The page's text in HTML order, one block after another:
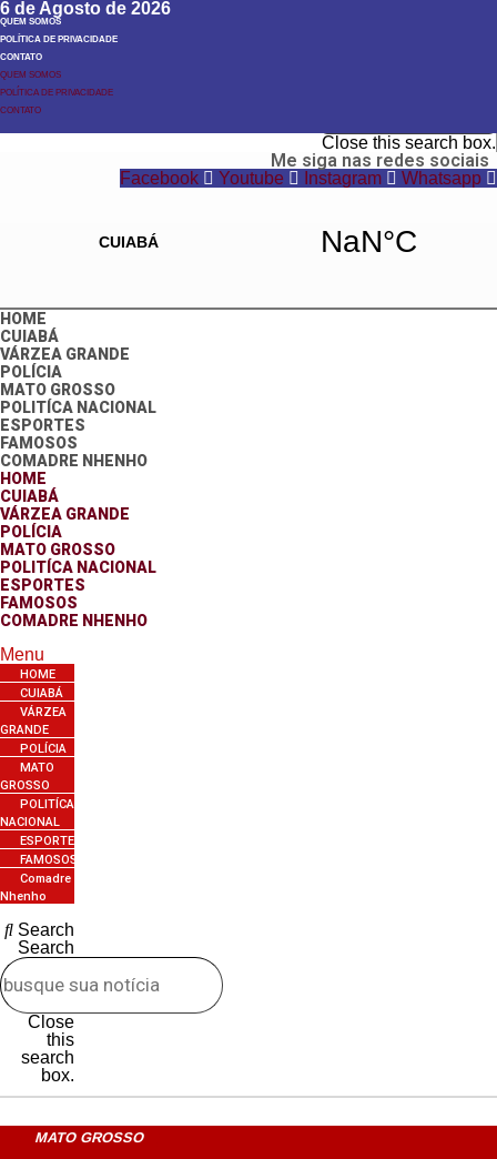
6 de Agosto de 2026
QUEM SOMOS
POLÍTICA DE PRIVACIDADE
CONTATO
QUEM SOMOS
POLÍTICA DE PRIVACIDADE
CONTATO
Close this search box.
Me siga nas redes sociais
Facebook Youtube Instagram Whatsapp
HOME
CUIABÁ
VÁRZEA GRANDE
POLÍCIA
MATO GROSSO
POLITÍCA NACIONAL
ESPORTES
FAMOSOS
COMADRE NHENHO
HOME
CUIABÁ
VÁRZEA GRANDE
POLÍCIA
MATO GROSSO
POLITÍCA NACIONAL
ESPORTES
FAMOSOS
COMADRE NHENHO
Menu
HOME
CUIABÁ
VÁRZEA
GRANDE
POLÍCIA
MATO
GROSSO
POLITÍCA
NACIONAL
ESPORTES
FAMOSOS
Comadre
Nhenho
Search
Search
Close
this
search
box.
MATO GROSSO